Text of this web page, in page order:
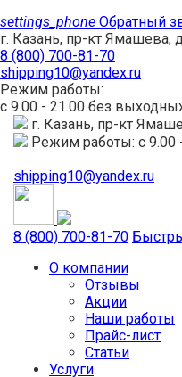
settings_phone Обратный
г. Казань, пр-кт Ямашева,
8 (800) 700-81-70
shipping10@yandex.ru
Режим работы:
с 9.00 - 21.00 без
г. Казань, пр-кт
Режим работы: с 9.00
shipping10@yandex.ru
8 (800) 700-81-70
О компании
Отзывы
Акции
Наши работы
Прайс-лист
Статьи
Услуги